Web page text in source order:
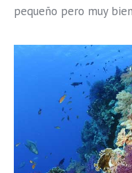
pequeño pero muy